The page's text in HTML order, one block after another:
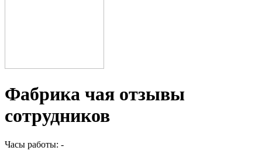
Фабрика чая отзывы
сотрудников
Часы работы: -